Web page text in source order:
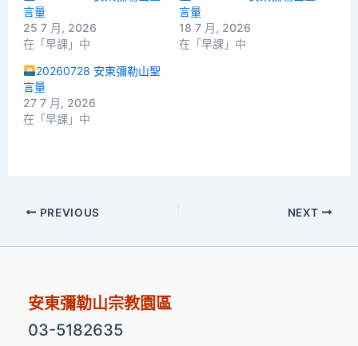
言量
25 7 月, 2026
在「早課」中
言量
18 7 月, 2026
在「早課」中
20260728 安東彌勒山聖
言量
27 7 月, 2026
在「早課」中
PREVIOUS NEXT
安東彌勒山宗教園區
03-5182635